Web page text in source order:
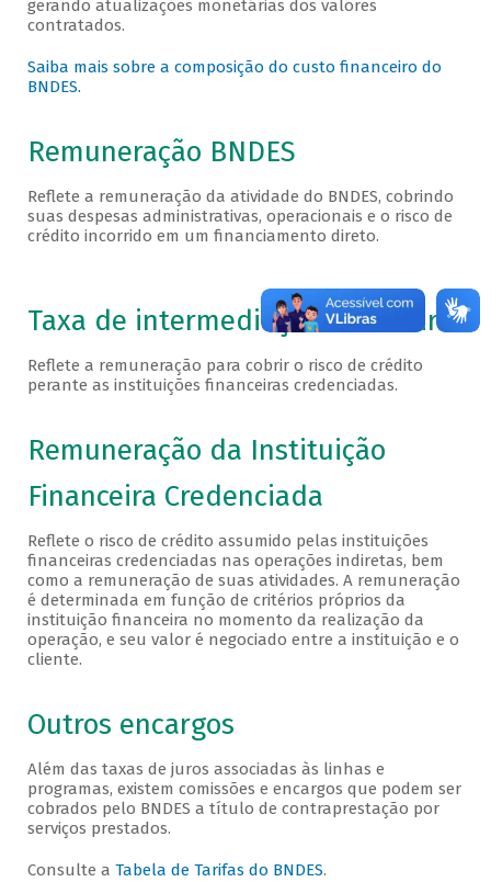
gerando atualizações monetárias dos valores
contratados.
Saiba mais sobre a composição do custo financeiro do
BNDES.
Remuneração BNDES
Reflete a remuneração da atividade do BNDES, cobrindo
suas despesas administrativas, operacionais e o risco de
crédito incorrido em um financiamento direto.
Taxa de intermediação financeira
Reflete a remuneração para cobrir o risco de crédito
perante as instituições financeiras credenciadas.
Remuneração da Instituição
Financeira Credenciada
Reflete o risco de crédito assumido pelas instituições
financeiras credenciadas nas operações indiretas, bem
como a remuneração de suas atividades. A remuneração
é determinada em função de critérios próprios da
instituição financeira no momento da realização da
operação, e seu valor é negociado entre a instituição e o
cliente.
Outros encargos
Além das taxas de juros associadas às linhas e
programas, existem comissões e encargos que podem ser
cobrados pelo BNDES a título de contraprestação por
serviços prestados.
Consulte a Tabela de Tarifas do BNDES.